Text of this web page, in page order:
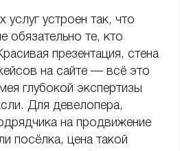
услуг устроен так, что
обязательно те, кто
презентация, стена
на сайте — всё это
глубокой экспертизы
Для девелопера,
на продвижение
посёлка, цена такой